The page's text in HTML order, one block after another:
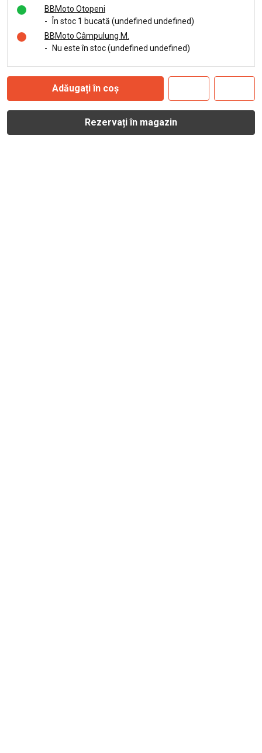
BBMoto Otopeni
-
În stoc 1 bucată (undefined undefined)
BBMoto Câmpulung M.
-
Nu este în stoc (undefined undefined)
Adăugați în coș
Rezervați în magazin